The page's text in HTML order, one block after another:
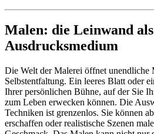
Malen: die Leinwand als
Ausdrucksmedium
Die Welt der Malerei öffnet unendliche
Selbstentfaltung. Ein leeres Blatt oder
Ihrer persönlichen Bühne, auf der Sie
zum Leben erwecken können. Die
Techniken ist grenzenlos. Sie können
erschaffen oder realistische Szenen